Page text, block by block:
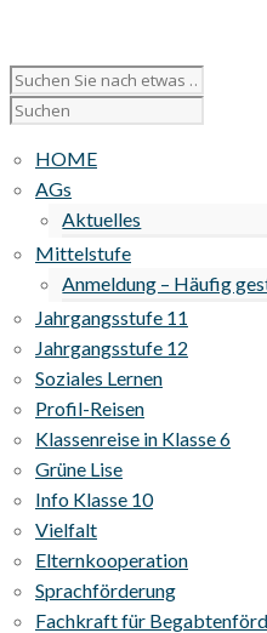
HOME
AGs
Aktuelles
Mittelstufe
Anmeldung – Häufig
Jahrgangsstufe 11
Jahrgangsstufe 12
Soziales Lernen
Profil-Reisen
Klassenreise in Klasse 6
Grüne Lise
Info Klasse 10
Vielfalt
Elternkooperation
Sprachförderung
Fachkraft für